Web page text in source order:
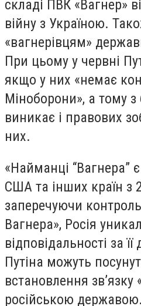
складі ПВК «Вагнер»
війну з Україною.
«вагнерівцям»
При цьому у червні
якщо у них «немає
Міноборони», а тому
виникає і правових
них.
«Найманці “Вагнера”
США та інших країн з
заперечуючи
Вагнера», Росія
відповідальності за її
Путіна можуть
встановлення зв’язку
російською